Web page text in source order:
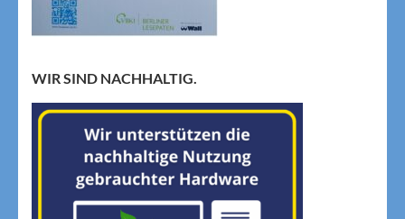
WIR SIND NACHHALTIG.